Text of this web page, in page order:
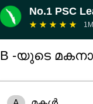
No.1 PSC
★ ★ ★ ★ ★
B -യുടെ